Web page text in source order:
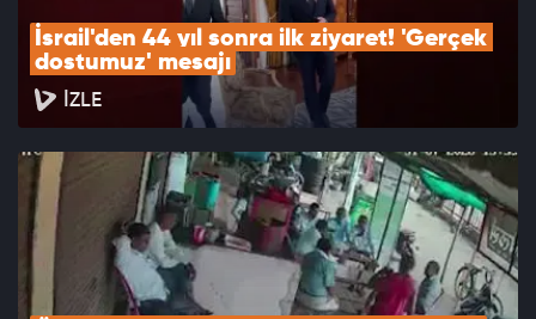
İsrail'den 44 yıl sonra ilk ziyaret! 'Gerçek
dostumuz' mesajı
İZLE